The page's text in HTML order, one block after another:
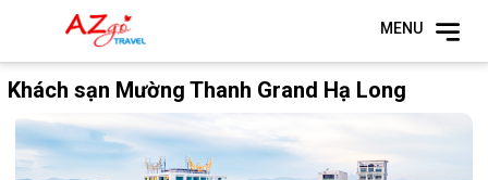
MENU
Khách sạn Mường Thanh Grand Hạ Long